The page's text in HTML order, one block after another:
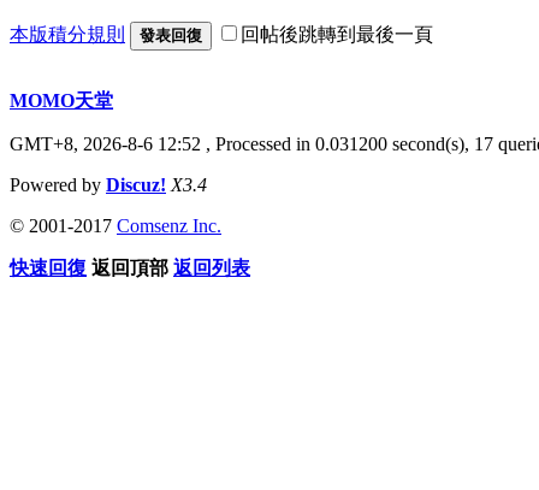
本版積分規則 發表回復 回帖後跳轉到最後一頁
MOMO天堂
GMT+8, 2026-8-6 12:52 , Processed in 0.031200 second(s), 17
Powered by Discuz! X3.4
© 2001-2017 Comsenz Inc.
快速回復 返回頂部 返回列表